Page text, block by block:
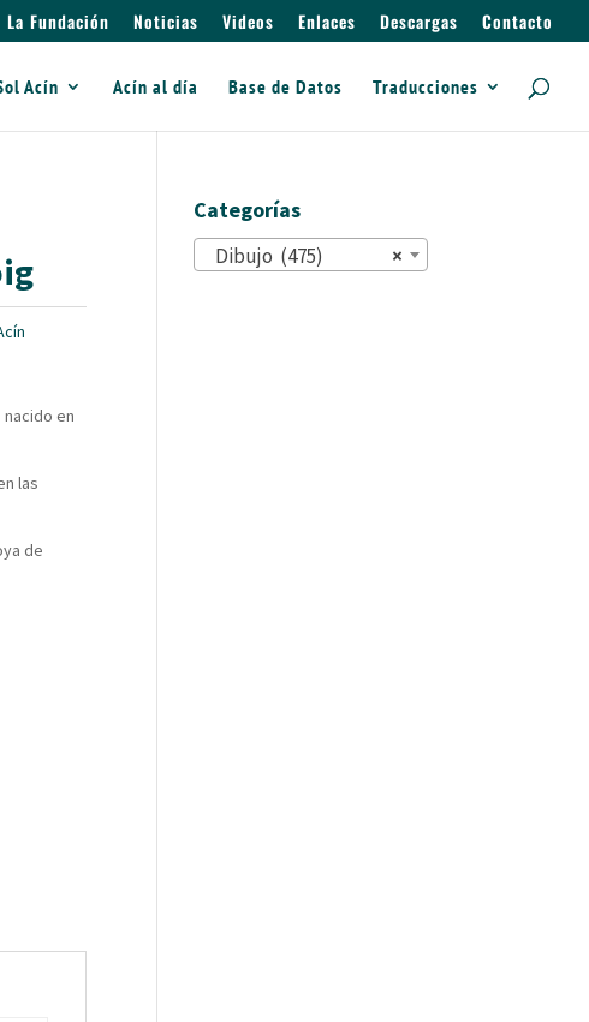
La Fundación Noticias Videos Enlaces Descargas Contacto
Acín Acín al día Base de Datos Traducciones
en
las
de
Categorías
×
Dibujo (475)